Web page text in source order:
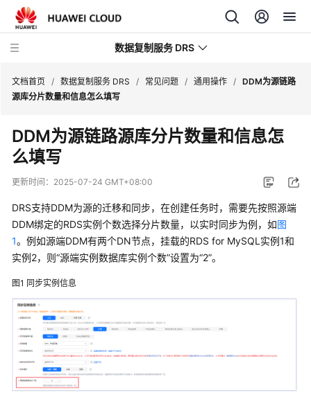
数据复制服务 DRS
新
动
产
品
绍
计
说
明
速
入
文档首页 / 数据复制服务 DRS / 常见问题 / 通用操作 / DDM为源链路
源库分片数量和信息怎么填写
DDM为源链路源库分片数量和信息怎
么填写
更新时间： 2025-07-24 GMT+08:00
DRS支持DDM为源的迁移和同步，在创建任务时，需要先按照源端
DDM绑定的RDS实例个数选择分片数量，以实时同步为例，如图
1。例如源端DDM有两个DN节点，挂载的RDS for MySQL实例1和
实例2，则“源端实例数据库实例个数”设置为“2”。
图1 同步实例信息